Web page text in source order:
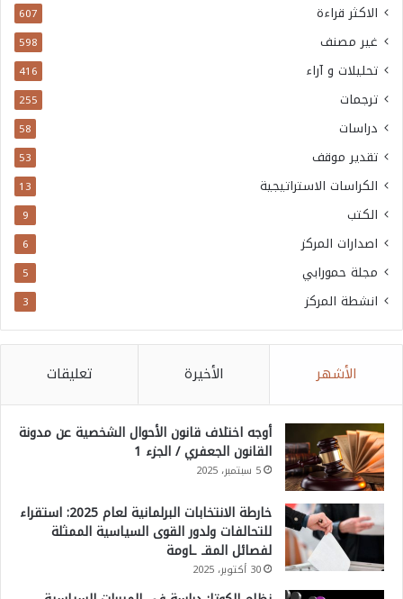
الاكثر قراءة 607
غير مصنف 598
تحليلات و آراء 416
ترجمات 255
دراسات 58
تقدير موقف 53
الكراسات الاستراتيجية 13
الكتب 9
اصدارات المركز 6
مجلة حمورابي 5
انشطة المركز 3
الأشهر الأخيرة تعليقات
أوجه اختلاف قانون الأحوال الشخصية عن مدونة
القانون الجعفري / الجزء 1
5 سبتمبر، 2025
خارطة الانتخابات البرلمانية لعام 2025: استقراء
للتحالفات ولدور القوى السياسية الممثلة
لفصائل المقـ ـاومة
30 أكتوبر، 2025